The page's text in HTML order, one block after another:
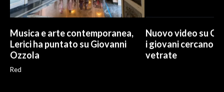
Musica e arte contemporanea,
Lerici ha puntato su Giovanni
Ozzola
Red
Nuovo video su
i giovani cercano
vetrate